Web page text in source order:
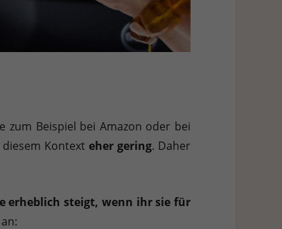
zum Beispiel bei Amazon oder bei
Kontext eher gering. Daher
erheblich steigt, wenn ihr sie für